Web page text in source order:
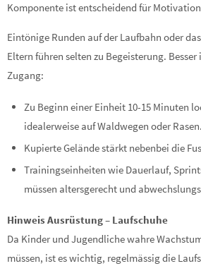
Komponente ist entscheidend für
Eintönige Runden auf der Laufbahn oder
Eltern führen selten zu Begeisterung.
Zugang:
Zu Beginn einer Einheit 10-15 Minuten
idealerweise auf Waldwegen oder Rasen.
Kupierte Gelände stärkt nebenbei die
Trainingseinheiten wie Dauerlauf,
müssen altersgerecht und
Hinweis Ausrüstung – Laufschuhe
Da Kinder und Jugendliche wahre
müssen, ist es wichtig, regelmässig die